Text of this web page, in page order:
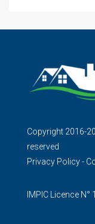
Copyright 2016-
reserved
Privacy Policy-
IMPIC Licence N°